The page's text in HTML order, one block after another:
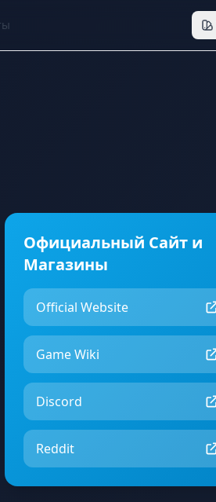
Официальный Сайт и
Магазины
Official Website
Game Wiki
Discord
Reddit